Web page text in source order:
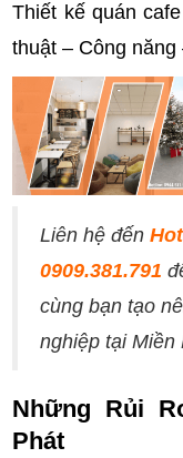
Thiết kế quán
thuật – Công năng
Liên hệ đến
0909.381.791
cùng bạn tạo
nghiệp tại Miền
Những Rủi
Phát